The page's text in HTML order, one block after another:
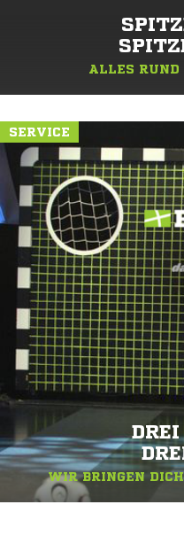
ALLES RUND
SERVICE
WIR BRINGEN